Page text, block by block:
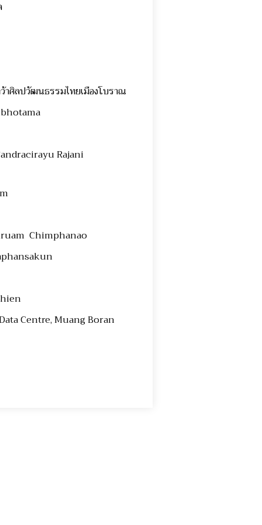
าศิลปวัฒนธรรมไทยเมืองโบราณ
Rajani
Chimphanao
Centre, Muang Boran